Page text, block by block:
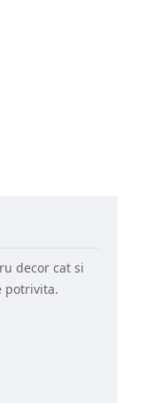
decor cat si
potrivita.